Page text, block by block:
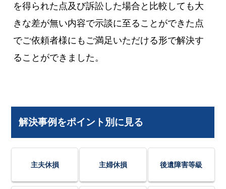
を得られた点及び訴訟した場合と比較しても大
きな差が無い内容で示談に至ることができた点
でご依頼者様にもご満足いただける形で解決す
ることができました。
解決事例をポイント別に見る
主夫休損 主婦休損 後遺障害等級